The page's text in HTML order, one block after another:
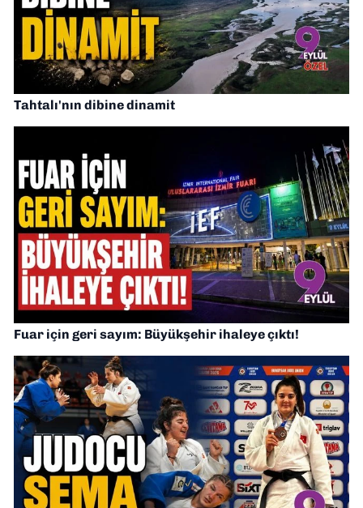
Tahtalı'nın dibine dinamit
Fuar için geri sayım: Büyükşehir ihaleye çıktı!